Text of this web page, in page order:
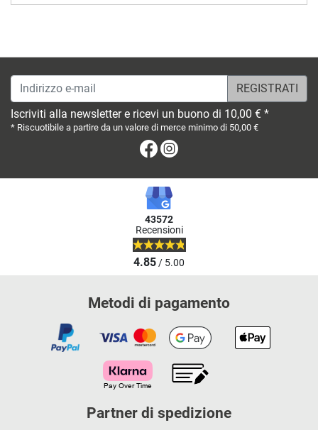
Indirizzo e-mail
Iscriviti alla newsletter e ricevi un buono di 10,00 € *
* Riscuotibile a partire da un valore di merce minimo di 50,00 €
Facebook
43572
Recensioni
4.85/ 5.00
Metodi di pagamento
Partner di spedizione